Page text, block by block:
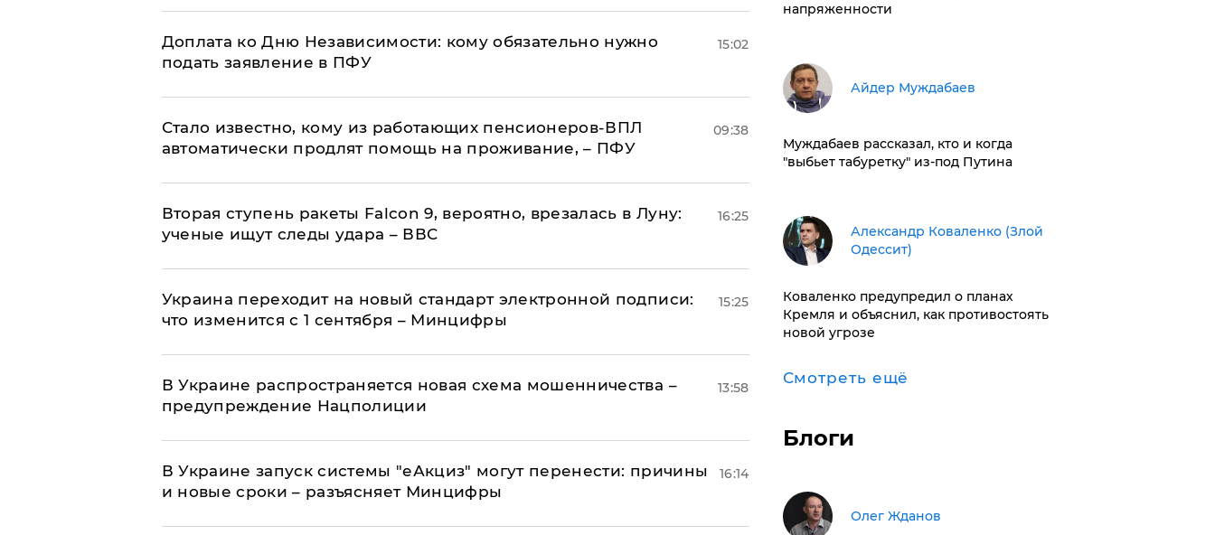
Доплата ко Дню Независимости: кому обязательно нужно
подать заявление в ПФУ
15:02
Стало известно, кому из работающих пенсионеров-ВПЛ
автоматически продлят помощь на проживание, – ПФУ
09:38
Вторая ступень ракеты Falcon 9, вероятно, врезалась в Луну:
ученые ищут следы удара – ВВС
16:25
Украина переходит на новый стандарт электронной подписи:
что изменится с 1 сентября – Минцифры
15:25
В Украине распространяется новая схема мошенничества –
предупреждение Нацполиции
13:58
В Украине запуск системы "еАкциз" могут перенести: причины
и новые сроки – разъясняет Минцифры
16:14
напряженности
Айдер Муждабаев
Муждабаев рассказал, кто и когда
"выбьет табуретку" из-под Путина
Александр Коваленко (Злой
Одессит)
Коваленко предупредил о планах
Кремля и объяснил, как противостоять
новой угрозе
Смотреть ещё
Блоги
Олег Жданов